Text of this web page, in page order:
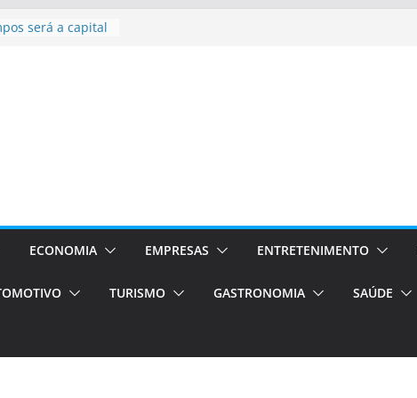
o segundo
volta!
Orientados
de transfer,
de alto padrão
ECONOMIA EMPRESAS ENTRETENIMENTO
TURISMO GASTRONOMIA SAÚDE